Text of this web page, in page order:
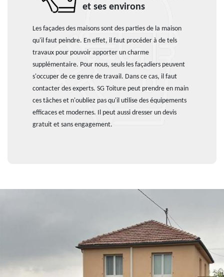
et ses environs
Les façades des maisons sont des parties de la maison
qu'il faut peindre. En effet, il faut procéder à de tels
travaux pour pouvoir apporter un charme
supplémentaire. Pour nous, seuls les façadiers peuvent
s'occuper de ce genre de travail. Dans ce cas, il faut
contacter des experts. SG Toiture peut prendre en main
ces tâches et n'oubliez pas qu'il utilise des équipements
efficaces et modernes. Il peut aussi dresser un devis
gratuit et sans engagement.